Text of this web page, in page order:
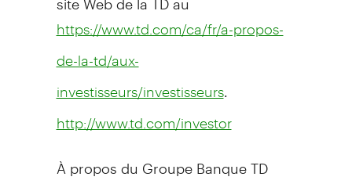
https://www.td.com/ca/fr/a-propos-
de-la-td/aux-
investisseurs/investisseurs.
http://www.td.com/investor
À propos du Groupe Banque TD